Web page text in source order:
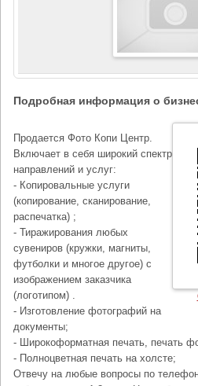
Подробная информация о
Продается Фото Копи Центр.
Включает в себя широкий спектр
направлений и услуг:
- Копировальные услуги
(копирование, сканирование,
распечатка) ;
- Тиражирования любых
сувениров (кружки, магниты,
футболки и многое другое) с
изображением заказчика
(логотипом) .
- Изготовление фотографий на
документы;
- Широкоформатная печать, печать
- Полноцветная печать на холсте;
Отвечу на любые вопросы по